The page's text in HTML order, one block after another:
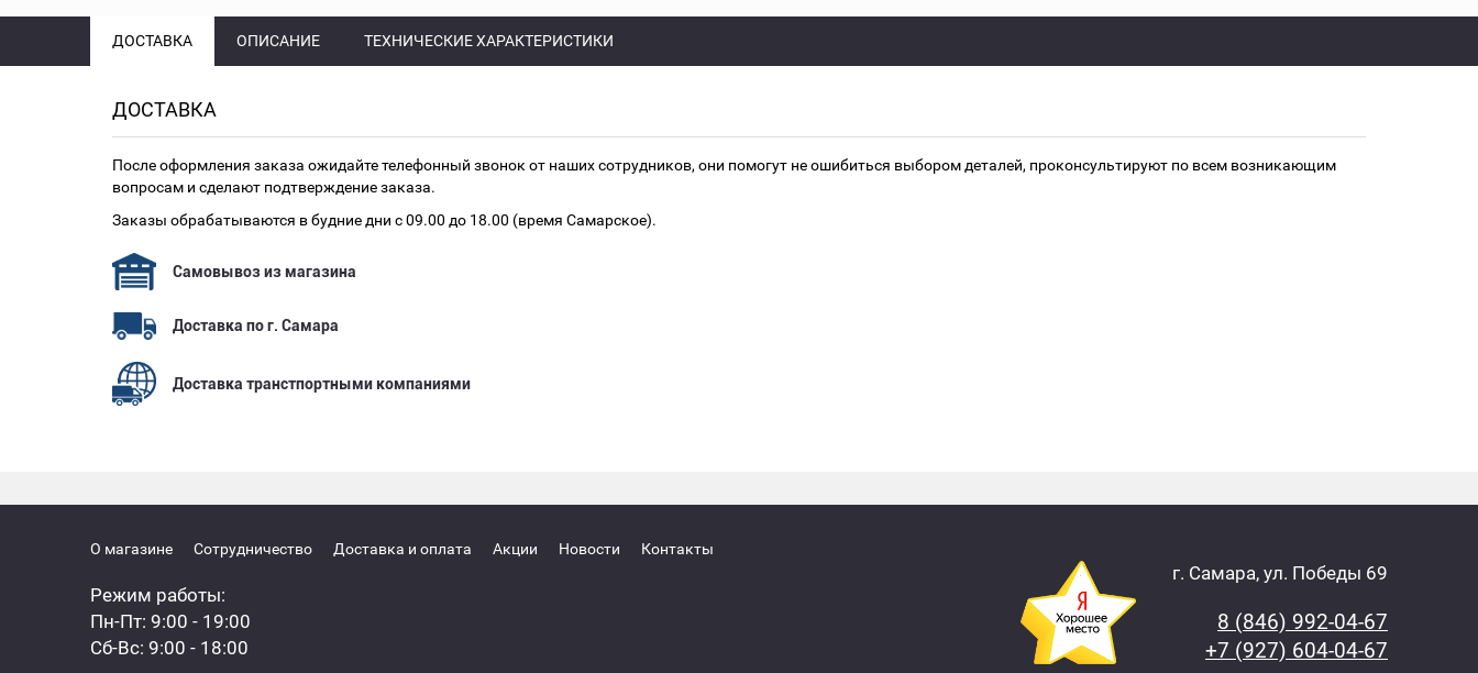
ДОСТАВКА ОПИСАНИЕ ТЕХНИЧЕСКИЕ ХАРАКТЕРИСТИКИ
ДОСТАВКА
После оформления заказа ожидайте телефонный звонок от наших сотрудников, они помогут не ошибиться выбором деталей, проконсультируют по всем возникающим
вопросам и сделают подтверждение заказа.
Заказы обрабатываются в будние дни с 09.00 до 18.00 (время Самарское).
Самовывоз из магазина
Доставка по г. Самара
Доставка транстпортными компаниями
О магазине Сотрудничество Доставка и оплата Акции Новости Контакты
Режим работы:
Пн-Пт: 9:00 - 19:00
Сб-Вс: 9:00 - 18:00
г. Самара, ул. Победы 69
8 (846) 992-04-67
+7 (927) 604-04-67